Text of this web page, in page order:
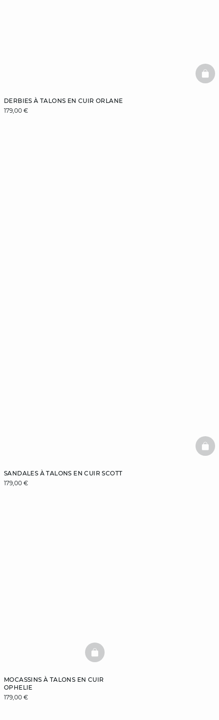
DERBIES À TALONS EN CUIR ORLANE
179,00 €
SANDALES À TALONS EN CUIR SCOTT
179,00 €
MOCASSINS À TALONS EN CUIR
OPHELIE
179,00 €
BASKETFULL